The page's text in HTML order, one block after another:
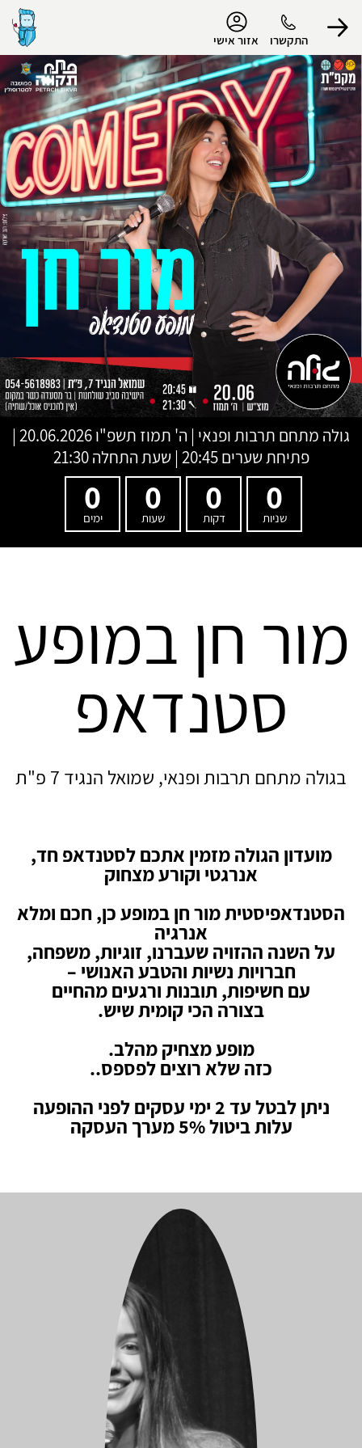
התקשרו אזור אישי
הפרופיל שלי
התנתק
גולה מתחם תרבות ופנאי | ה' תמוז תשפ"ו
20.06.2026 |
פתיחת שערים 20:45 | שעת התחלה 21:30
0
שניות
0
דקות
0
שעות
0
ימים
מור חן במופע
סטנדאפ
בגולה מתחם תרבות ופנאי, שמואל הנגיד 7 פ"ת
מועדון הגולה מזמין אתכם לסטנדאפ חד,
אנרגטי וקורע מצחוק
הסטנדאפיסטית מור חן במופע כן, חכם ומלא
אנרגיה
על השנה ההזויה שעברנו, זוגיות, משפחה,
חברויות נשיות והטבע האנושי –
עם חשיפות, תובנות ורגעים מהחיים
בצורה הכי קומית שיש.
מופע מצחיק מהלב.
כזה שלא רוצים לפספס..
ניתן לבטל עד 2 ימי עסקים לפני ההופעה
עלות ביטול 5% מערך העסקה